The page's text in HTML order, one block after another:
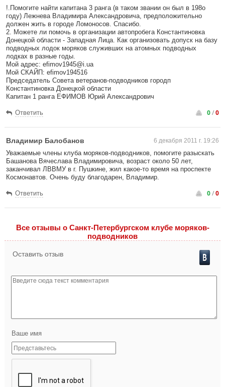
!.Помогите найти капитана 3 ранга (в таком звании он был в 198о
году) Лежнева Владимира Александровича, предположительно
должен жить в городе Ломоносов. Спасибо.
2. Можете ли помочь в организации автопробега Константиновка
Донецкой области - Западная Лица. Как организовать допуск на базу
подводных лодок моряков служивших на атомных подводных
лодках в разные годы.
Мой адрес: efimov1945@i.ua
Мой СКАЙП: efimov194516
Председатель Совета ветеранов-подводников городп
Константиновка Донецкой области
Капитан 1 ранга ЕФИМОВ Юрий Александрович
Ответить 0/0
Владимир Балобанов 6 декабря 2011 г. 19:26
Уважаемые члены клуба моряков-подводников, помогите разыскать
Башанова Вячеслава Владимировича, возраст около 50 лет,
заканчивал ЛВВМУ в г. Пушкине, жил какое-то время на проспекте
Космонавтов. Очень буду благодарен, Владимир.
Ответить 0/0
Все отзывы o Санкт-Петербургском клубе моряков-
подводников
Оставить отзыв
Ваше имя